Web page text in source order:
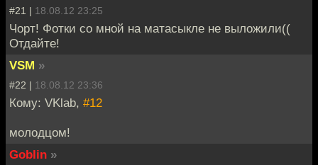
#21 | 18.08.12 23:25
Чорт! Фотки со мной на матасыкле не выложили((
Отдайте!
VSM »
#22 | 18.08.12 23:36
Кому: VKlab, #12
молодцом!
Goblin »